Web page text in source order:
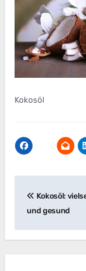
Kokosöl
Kokosöl:
und gesund